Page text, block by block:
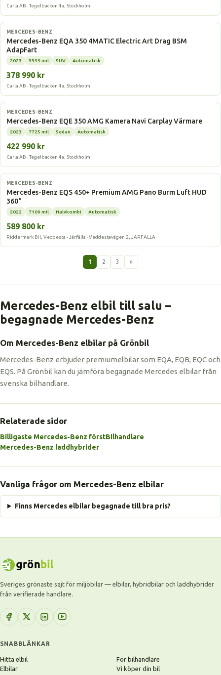
Carla AB · Tegelbacken 4a, Stockholm
Elbil
MERCEDES-BENZ
Mercedes-Benz EQA 350 4MATIC Electric Art Drag BSM
AdapFart
2023 3399 mil SUV Automatisk
378 990 kr
Carla AB · Tegelbacken 4a, Stockholm
Elbil
MERCEDES-BENZ
Mercedes-Benz EQE 350 AMG Kamera Navi Carplay Värmare
2023 7725 mil Sedan Automatisk
422 990 kr
Carla AB · Tegelbacken 4a, Stockholm
Elbil
MERCEDES-BENZ
Mercedes-Benz EQS 450+ Premium AMG Pano Burm Luft HUD
360°
2022 7109 mil Halvkombi Automatisk
589 800 kr
Riddermark Bil, Veddesta - Järfälla · Veddestavägen 2, JÄRFÄLLA
1 2 3 »
Mercedes-Benz elbil till salu –
begagnade Mercedes-Benz
Om Mercedes-Benz elbilar på Grönbil
Mercedes-Benz erbjuder premiumelbilar som EQA, EQB, EQC och
EQS. På Grönbil kan du jämföra begagnade Mercedes elbilar från
svenska bilhandlare.
Relaterade sidor
Billigaste Mercedes-Benz förstBilhandlare
Mercedes-Benz laddhybrider
Vanliga frågor om Mercedes-Benz elbilar
Finns Mercedes elbilar begagnade till bra pris?
Sveriges grönaste sajt för miljöbilar — elbilar, hybridbilar och laddhybrider
från verifierade handlare.
SNABBLÄNKAR
Hitta elbil
Elbilar
För bilhandlare
Vi köper din bil